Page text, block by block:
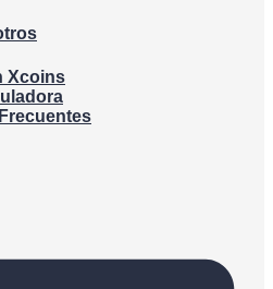
Xcoins